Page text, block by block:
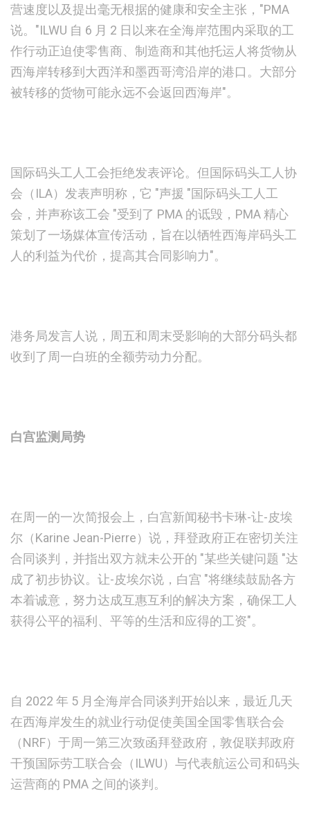
营速度以及提出毫无根据的健康和安全主张，"PMA
说。"ILWU 自 6 月 2 日以来在全海岸范围内采取的工
作行动正迫使零售商、制造商和其他托运人将货物从
西海岸转移到大西洋和墨西哥湾沿岸的港口。大部分
被转移的货物可能永远不会返回西海岸"。
国际码头工人工会拒绝发表评论。但国际码头工人协
会（ILA）发表声明称，它 "声援 "国际码头工人工
会，并声称该工会 "受到了 PMA 的诋毁，PMA 精心
策划了一场媒体宣传活动，旨在以牺牲西海岸码头工
人的利益为代价，提高其合同影响力"。
港务局发言人说，周五和周末受影响的大部分码头都
收到了周一白班的全额劳动力分配。
白宫监测局势
在周一的一次简报会上，白宫新闻秘书卡琳-让-皮埃
尔（Karine Jean-Pierre）说，拜登政府正在密切关注
合同谈判，并指出双方就未公开的 "某些关键问题 "达
成了初步协议。让-皮埃尔说，白宫 "将继续鼓励各方
本着诚意，努力达成互惠互利的解决方案，确保工人
获得公平的福利、平等的生活和应得的工资"。
自 2022 年 5 月全海岸合同谈判开始以来，最近几天
在西海岸发生的就业行动促使美国全国零售联合会
（NRF）于周一第三次致函拜登政府，敦促联邦政府
干预国际劳工联合会（ILWU）与代表航运公司和码头
运营商的 PMA 之间的谈判。